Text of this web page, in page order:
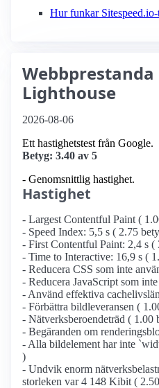
Hur funkar
Lighthouse
2026-08-06
Ett hastighetstest från Google.
Betyg: 3.40 av 5
- Genomsnittlig hastighet.
Hastighet
- Largest Contentful Paint (
- Speed Index: 5,5 s ( 2.75
- First Contentful Paint: 2,4 s (
- Time to Interactive: 16,9 s (
- Reducera CSS som inte
- Reducera JavaScript som
- Använd effektiva
- Förbättra bildleveransen (
- Nätverksberoendeträd ( 1.00
- Begäranden om
- Alla bildelement har inte
)
- Undvik enorm
storleken var 4 148 Kibit (